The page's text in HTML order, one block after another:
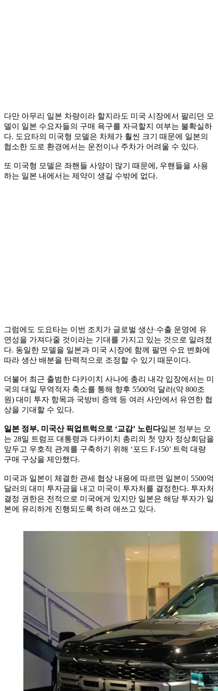
다만 아무리 일본 차량이라 할지라도 미국 시장에서 팔리던 모
델이 일본 수요자들의 구매 욕구를 자극할지 여부는 불확실하
다. 도요타의 미국형 모델은 차체가 훨씬 크기 때문에 일본의
협소한 도로 환경에서는 운전이나 주차가 어려울 수 있다.
또 미국형 모델은 좌핸들 사양이 많기 때문에, 우핸들을 사용
하는 일본 내에서는 제약이 생길 수밖에 없다.
그럼에도 도요타는 이번 조치가 글로벌 생산·수출 운영에 유
연성을 가져다줄 것이라는 기대를 가지고 있는 것으로 알려졌
다. 동일한 모델을 일본과 미국 시장에 함께 팔면 수요 변화에
따라 생산 배분을 탄력적으로 조정할 수 있기 때문이다.
더불어 최근 출범한 다카이치 사나에 총리 내각 입장에서는 미
국의 대일 무역적자 축소를 통해 향후 5500억 달러(약 800조
원) 대미 투자 항목과 국방비 증액 등 여러 사안에서 유연한 협
상을 기대할 수 있다.
일본 정부, 미국산 픽업트럭으로 ‘교감’ 노린다일본 정부는 오
는 28일 트럼프 대통령과 다카이치 총리의 첫 양자 정상회담을
앞두고 우호적 관계를 구축하기 위해 ‘포드 F-150’ 트럭 대량
구매 구상을 제안했다.
미국과 일본이 체결한 관세 협상 내용에 따르면 일본이 5500억
달러의 대미 투자금을 내고 미국이 투자처를 결정한다. 투자처
결정 권한은 전적으로 미국에게 있지만 일본은 해당 투자가 일
본에 유리하게 진행되도록 하려 애쓰고 있다.